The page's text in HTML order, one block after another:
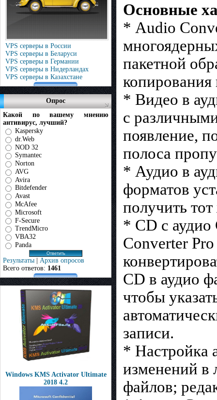
VPS серверы в России
VPS серверы в Беларуси
VPS серверы в Германии
VPS серверы в Нидерландах
VPS серверы в Казахстане
Опрос
Какой по вашему мнению
антивирус, лучший?
Kaspersky
dr.Web
NOD 32
Symantec
Norton
AVG
Avira
Bitdefender
Avast
McAfee
Microsoft
F-Secure
TrendMicro
VBA32
Panda
Результаты | Архив опросов
Всего ответов: 1461
Windows KMS Activator Ultimate
2018 4.2
Основные
* Audio
пакетной
копирования
* Видео в
с
появление,
полоса
* Аудио в
форматов
получить
* CD с
Converter Pro
CD в аудио
чтобы
записи.
* Настройка
изменений в
файлов;